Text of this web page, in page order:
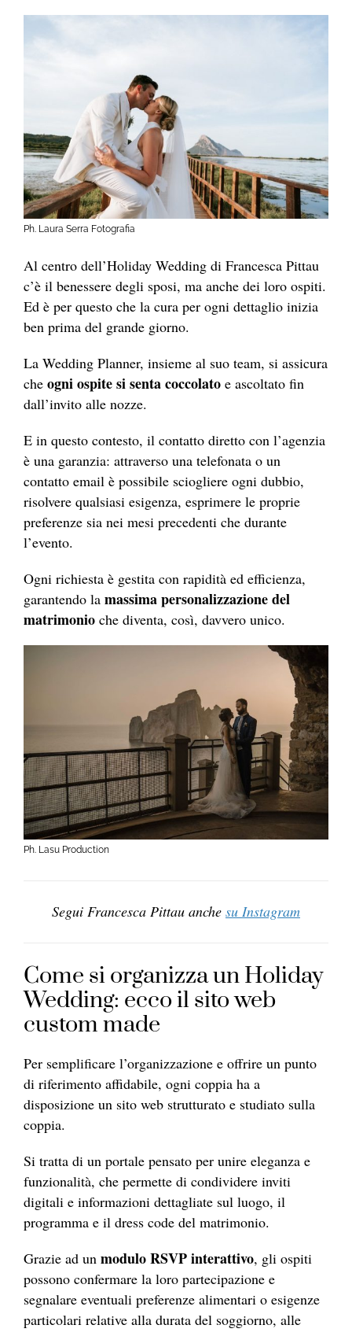
Ph. Laura Serra Fotografia
Al centro dell’Holiday Wedding di Francesca Pittau
c’è il benessere degli sposi, ma anche dei loro ospiti.
Ed è per questo che la cura per ogni dettaglio inizia
ben prima del grande giorno.
La Wedding Planner, insieme al suo team, si assicura
che ogni ospite si senta coccolato e ascoltato fin
dall’invito alle nozze.
E in questo contesto, il contatto diretto con l’agenzia
è una garanzia: attraverso una telefonata o un
contatto email è possibile sciogliere ogni dubbio,
risolvere qualsiasi esigenza, esprimere le proprie
preferenze sia nei mesi precedenti che durante
l’evento.
Ogni richiesta è gestita con rapidità ed efficienza,
garantendo la massima personalizzazione del
matrimonio che diventa, così, davvero unico.
Ph. Lasu Production
Segui Francesca Pittau anche su Instagram
Come si organizza un Holiday
Wedding: ecco il sito web
custom made
Per semplificare l’organizzazione e offrire un punto
di riferimento affidabile, ogni coppia ha a
disposizione un sito web strutturato e studiato sulla
coppia.
Si tratta di un portale pensato per unire eleganza e
funzionalità, che permette di condividere inviti
digitali e informazioni dettagliate sul luogo, il
programma e il dress code del matrimonio.
Grazie ad un modulo RSVP interattivo, gli ospiti
possono confermare la loro partecipazione e
segnalare eventuali preferenze alimentari o esigenze
particolari relative alla durata del soggiorno, alle